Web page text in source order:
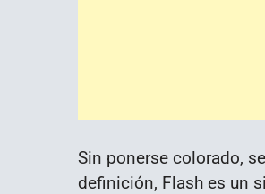
Sin ponerse colorado,
definición, Flash es un